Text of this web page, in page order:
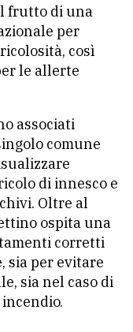
frutto di una
per
così
le allerte
associati
comune
di innesco e
Oltre al
ospita una
corretti
sia per evitare
sia nel caso di